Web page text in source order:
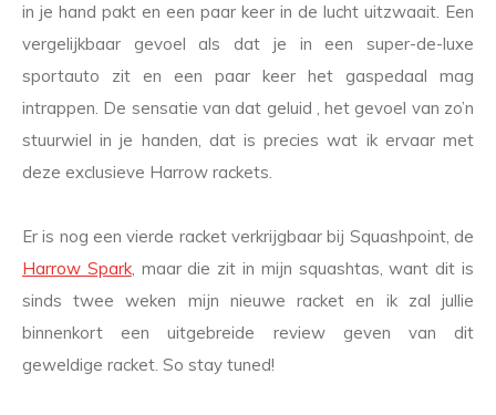
in je hand pakt en een paar keer in de lucht uitzwaait. Een
vergelijkbaar gevoel als dat je in een super-de-luxe
sportauto zit en een paar keer het gaspedaal mag
intrappen. De sensatie van dat geluid , het gevoel van zo’n
stuurwiel in je handen, dat is precies wat ik ervaar met
deze exclusieve Harrow rackets.
Er is nog een vierde racket verkrijgbaar bij Squashpoint, de
Harrow Spark, maar die zit in mijn squashtas, want dit is
sinds twee weken mijn nieuwe racket en ik zal jullie
binnenkort een uitgebreide review geven van dit
geweldige racket. So stay tuned!